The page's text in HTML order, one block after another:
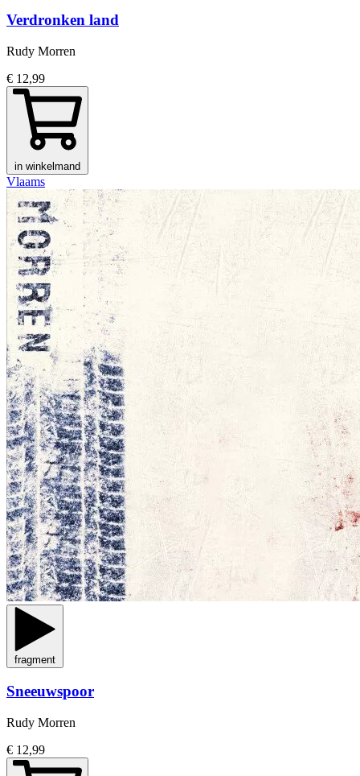
Verdronken land
Rudy Morren
€ 12,99
in winkelmand
Vlaams
fragment
Sneeuwspoor
Rudy Morren
€ 12,99